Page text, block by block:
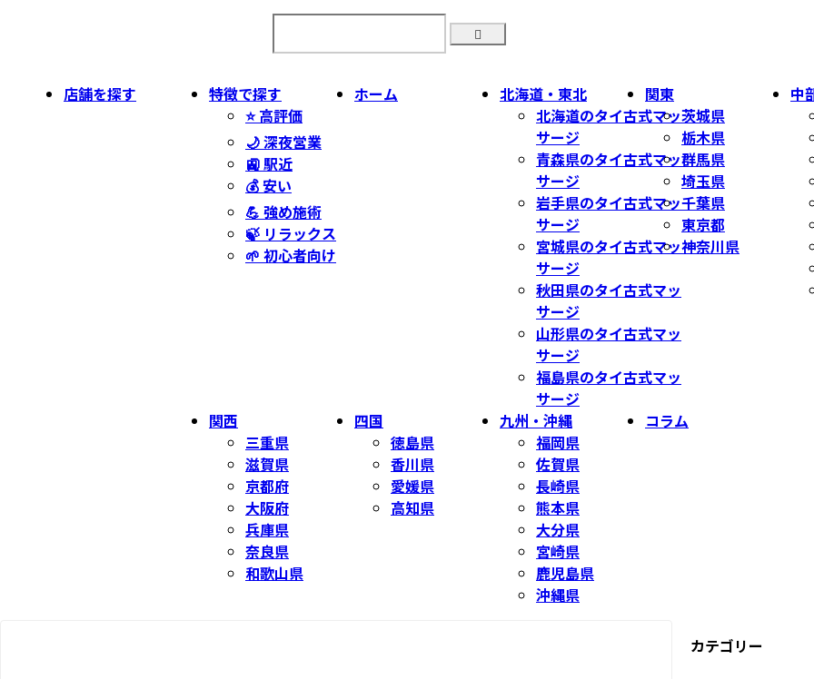
店舗を探す
特徴で探す
⭐ 高評価
🌙 深夜営業
🚉 駅近
💰 安い
💪 強め施術
🍃 リラックス
🌱 初心者向け
ホーム
北海道・東北
北海道のタイ古式マッ
サージ
青森県のタイ古式マッ
サージ
岩手県のタイ古式マッ
サージ
宮城県のタイ古式マッ
サージ
秋田県のタイ古式マッ
サージ
山形県のタイ古式マッ
サージ
福島県のタイ古式マッ
サージ
関東
茨城県
栃木県
群馬県
埼玉県
千葉県
東京都
神奈川県
中
関西
三重県
滋賀県
京都府
大阪府
兵庫県
奈良県
和歌山県
四国
徳島県
香川県
愛媛県
高知県
九州・沖縄
福岡県
佐賀県
長崎県
熊本県
大分県
宮崎県
鹿児島県
沖縄県
コラム
カテゴリー